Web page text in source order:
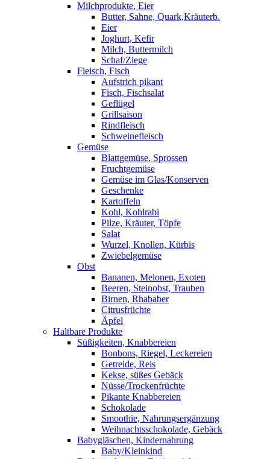
Milchprodukte, Eier
Butter, Sahne, Quark,Kräuterb.
Eier
Joghurt, Kefir
Milch, Buttermilch
Schaf/Ziege
Fleisch, Fisch
Aufstrich pikant
Fisch, Fischsalat
Geflügel
Grillsaison
Rindfleisch
Schweinefleisch
Gemüse
Blattgemüse, Sprossen
Fruchtgemüse
Gemüse im Glas/Konserven
Geschenke
Kartoffeln
Kohl, Kohlrabi
Pilze, Kräuter, Töpfe
Salat
Wurzel, Knollen, Kürbis
Zwiebelgemüse
Obst
Bananen, Melonen, Exoten
Beeren, Steinobst, Trauben
Birnen, Rhababer
Citrusfrüchte
Äpfel
Haltbare Produkte
Süßigkeiten, Knabbereien
Bonbons, Riegel, Leckereien
Getreide, Reis
Kekse, süßes Gebäck
Nüsse/Trockenfrüchte
Pikante Knabbereien
Schokolade
Smoothie, Nahrungsergänzung
Weihnachtsschokolade, Gebäck
Babygläschen, Kindernahrung
Baby/Kleinkind